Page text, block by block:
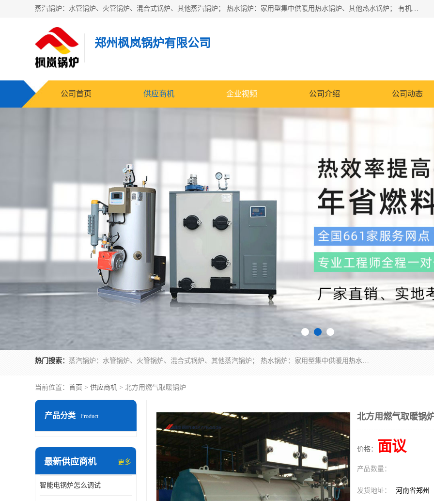
蒸汽锅炉：水管锅炉、火管锅炉、混合式锅炉、其他蒸汽锅炉； 热水锅炉：家用型集中供暖用热水锅炉、其他热水锅炉； 有机热载体锅炉； 船用蒸汽锅炉； （锅炉用辅助设备及装置）蒸汽冷凝器：表面冷凝器、混合式冷凝器、空冷式冷凝器、其他蒸汽冷凝器； 锅炉用辅助设备：节热器、蒸汽收集器、蓄能器、烟垢清除器、气体回收器、泥渣刮除器、空气预热器、其他锅炉用辅助设备；
郑州枫岚锅炉有限公司
公司首页 供应商机 企业视频 公司介绍 公司动态
热门搜索： 蒸汽锅炉：水管锅炉、火管锅炉、混合式锅炉、其他蒸汽锅炉； 热水锅炉：家用型集中供暖用热水锅炉、其他热水锅炉； 有机热载体锅炉； 船用蒸汽锅炉； （锅炉用辅助设备及装置）蒸汽冷凝器：表面冷凝器、混合式冷凝器、空冷式冷凝器、其他蒸汽冷凝器； 锅炉用辅助设备：节热器、蒸汽收集器、蓄能器、烟垢清除器、气体回收器、泥渣刮除器、空气预热器、其他锅炉用辅助设备；
当前位置： 首页 > 供应商机 > 北方用燃气取暖锅炉
产品分类 Product
最新供应商机 更多
智能电锅炉怎么调试
北方用燃气取暖锅
价格： 面议
产品数量：
发货地址： 河南省郑州